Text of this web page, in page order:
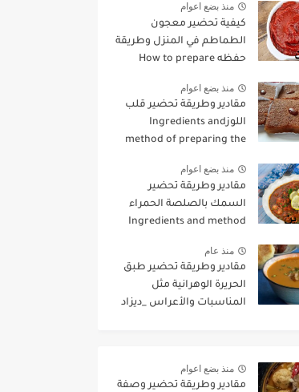
منذ بضع اعوام
كيفية تحضير معجون
الطماطم في المنزل وطريقة
حفظه How to prepare
how to preserve it
منذ بضع اعوام
مقادير وطريقة تحضير قلب
اللوزIngredients and
method of preparing the
منذ بضع اعوام
مقادير وطريقة تحضير
السمك بالصلصة الحمراء
Ingredients and method
sauce
منذ عام
مقادير وطريقة تحضير طبق
الحريرة الوهرانية مثل
المناسبات والأعراس _ديزاد
منذ بضع اعوام
مقادير وطريقة تحضير وصفة